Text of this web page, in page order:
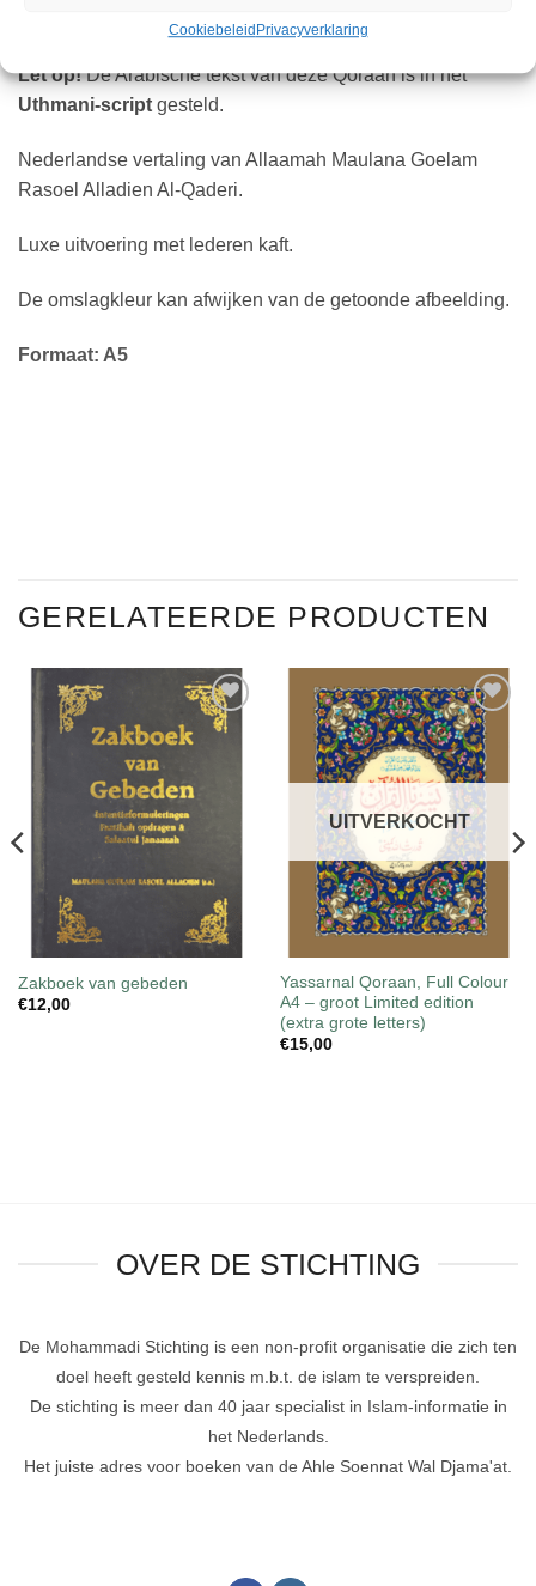
Cookiebeleid Privacyverklaring
Let op!De Arabische tekst van deze Qoraan is in het
Uthmani-script gesteld.
Nederlandse vertaling van Allaamah Maulana Goelam
Rasoel Alladien Al-Qaderi.
Luxe uitvoering met lederen kaft.
De omslagkleur kan afwijken van de getoonde afbeelding.
Formaat: A5
GERELATEERDE PRODUCTEN
Toevoegen
Zakboek van gebeden
€12,00
Toevoegen
aan
wenslijst
UITVERKOCHT
Yassarnal Qoraan, Full Colour
A4 – groot Limited edition
(extra grote letters)
€15,00
OVER DE STICHTING
De Mohammadi Stichting is een non-profit organisatie die zich ten
doel heeft gesteld kennis m.b.t. de islam te verspreiden.
De stichting is meer dan 40 jaar specialist in Islam-informatie in
het Nederlands.
Het juiste adres voor boeken van de Ahle Soennat Wal Djama'at.